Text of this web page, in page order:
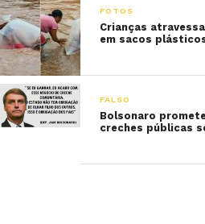
FOTOS
Crianças
em sacos
FALSO
Bolsonaro
creches públicas